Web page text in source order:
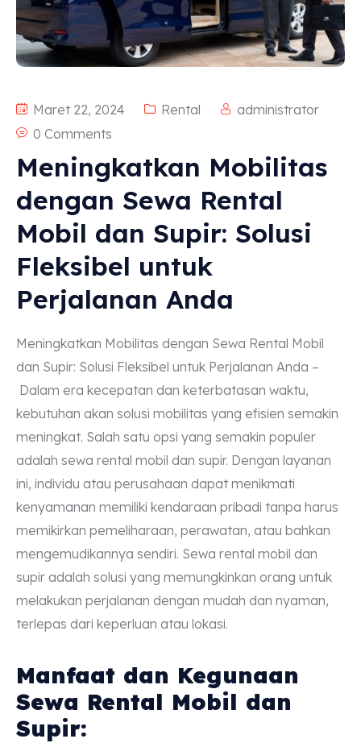
Maret 22, 2024 Rental
administrator
0 Comments
Meningkatkan Mobilitas
dengan Sewa Rental
Mobil dan Supir: Solusi
Fleksibel untuk
Perjalanan Anda
Meningkatkan Mobilitas dengan Sewa Rental Mobil
dan Supir: Solusi Fleksibel untuk Perjalanan Anda –
Dalam era kecepatan dan keterbatasan waktu,
kebutuhan akan solusi mobilitas yang efisien semakin
meningkat. Salah satu opsi yang semakin populer
adalah sewa rental mobil dan supir. Dengan layanan
ini, individu atau perusahaan dapat menikmati
kenyamanan memiliki kendaraan pribadi tanpa harus
memikirkan pemeliharaan, perawatan, atau bahkan
mengemudikannya sendiri. Sewa rental mobil dan
supir adalah solusi yang memungkinkan orang untuk
melakukan perjalanan dengan mudah dan nyaman,
terlepas dari keperluan atau lokasi.
Manfaat dan Kegunaan
Sewa Rental Mobil dan
Supir: